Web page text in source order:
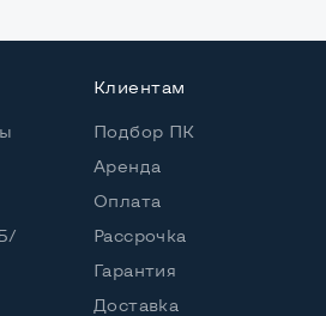
Гб Динамический
Металл+пластик
Клиентам
Подбор ПК
Аренда
Оплата
Рассрочка
Гарантия
Доставка